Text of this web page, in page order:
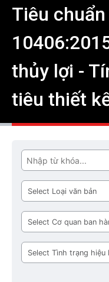
Tiêu
thủy lợi -
tiêu thiết
Tìm
Loại
văn
bản
Cơ
quan
ban
hành
Tình
trạng